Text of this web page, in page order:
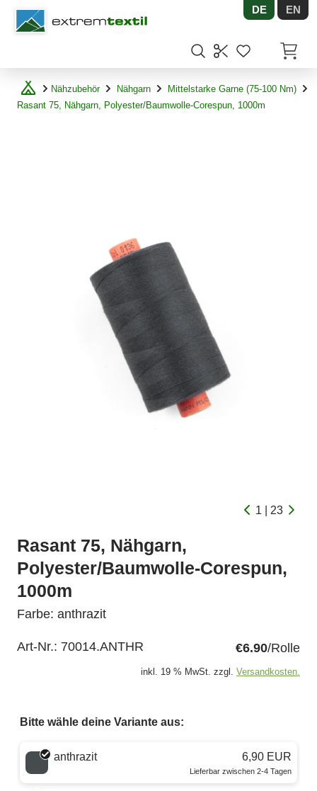
Shopware DE EN
Nähzubehör Nähgarn
Mittelstarke Garne (75-100 Nm)
Rasant 75, Nähgarn, Polyester/Baumwolle-Corespun, 1000m
1 | 23
Rasant 75, Nähgarn,
Polyester/Baumwolle-Corespun,
1000m
Farbe: anthrazit
Art-Nr.: 70014.ANTHR €6.90/Rolle
inkl. 19 % MwSt. zzgl. Versandkosten.
Bitte wähle deine Variante aus:
Wähle eine Farbe
anthrazit 6,90 EUR
Lieferbar zwischen 2-4 Tagen